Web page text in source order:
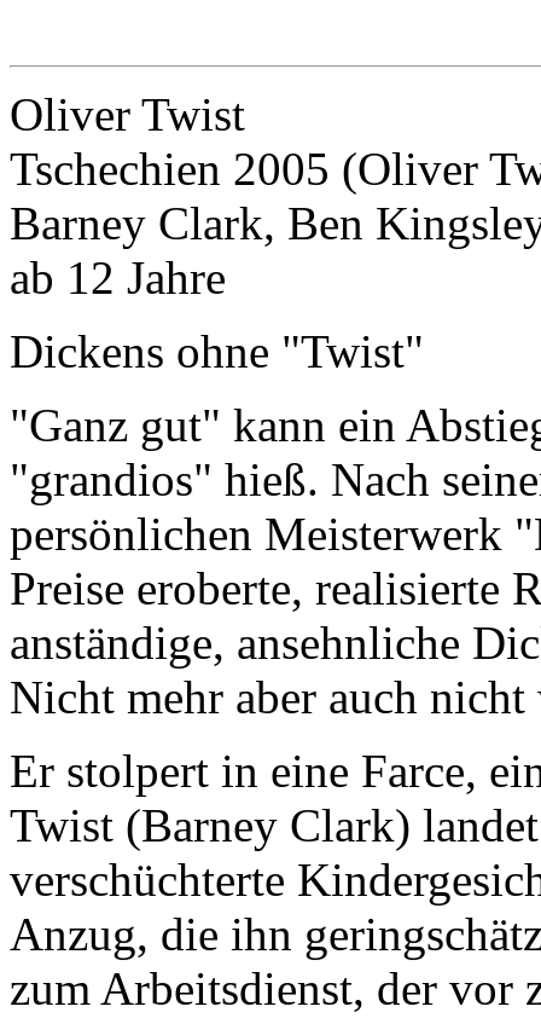
Oliver Twist
Tschechien 2005 (Oliver
Barney Clark, Ben
ab 12 Jahre
Dickens ohne "Twist"
"Ganz gut" kann ein
"grandios" hieß. Nach
persönlichen Meisterwerk
Preise eroberte, realisierte
anständige, ansehnliche
Nicht mehr aber auch nicht
Er stolpert in eine Farce,
Twist (Barney Clark)
verschüchterte
Anzug, die ihn
zum Arbeitsdienst, der vor